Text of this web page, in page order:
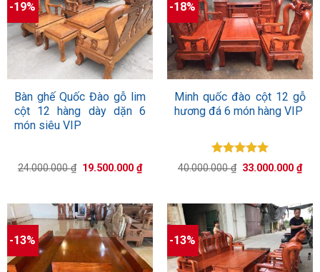
-19%
Bàn ghế Quốc Đào gỗ lim
cột 12 hàng dày dặn 6
món siêu VIP
24.000.000₫ Giá
19.500.000₫Giá
hiện
19.500.000 ₫.
-18%
Minh quốc đào cột 12 gỗ
hương đá 6 món hàng VIP
Được xếp
hạng
40.000.000₫ Giá
33.000.000₫Giá
-13% -13%